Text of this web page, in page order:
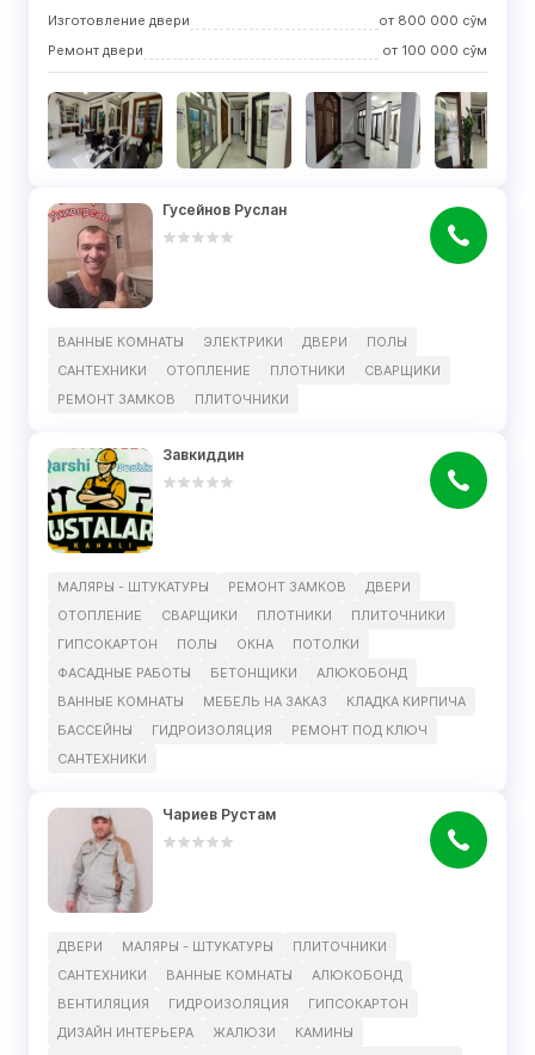
Изготовление двери
от 800 000 сўм
Ремонт двери
от 100 000 сўм
Гусейнов Руслан
ВАННЫЕ КОМНАТЫ ЭЛЕКТРИКИ ДВЕРИ
ПОЛЫ
САНТЕХНИКИ
ОТОПЛЕНИЕ ПЛОТНИКИ
СВАРЩИКИ
РЕМОНТ ЗАМКОВ
ПЛИТОЧНИКИ
Завкиддин
МАЛЯРЫ - ШТУКАТУРЫ РЕМОНТ ЗАМКОВ
ДВЕРИ
ОТОПЛЕНИЕ
СВАРЩИКИ ПЛОТНИКИ
ПЛИТОЧНИКИ
ГИПСОКАРТОН
ПОЛЫ ОКНА
ПОТОЛКИ
ФАСАДНЫЕ РАБОТЫ
БЕТОНЩИКИ
АЛЮКОБОНД
ВАННЫЕ КОМНАТЫ
МЕБЕЛЬ НА ЗАКАЗ
КЛАДКА КИРПИЧА
БАССЕЙНЫ
ГИДРОИЗОЛЯЦИЯ
РЕМОНТ ПОД КЛЮЧ
САНТЕХНИКИ
Чариев Рустам
ДВЕРИ МАЛЯРЫ - ШТУКАТУРЫ
ПЛИТОЧНИКИ
САНТЕХНИКИ
ВАННЫЕ КОМНАТЫ
АЛЮКОБОНД
ВЕНТИЛЯЦИЯ
ГИДРОИЗОЛЯЦИЯ
ГИПСОКАРТОН
ДИЗАЙН ИНТЕРЬЕРА
ЖАЛЮЗИ
КАМИНЫ